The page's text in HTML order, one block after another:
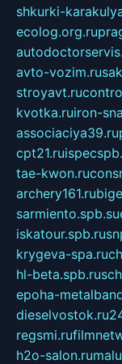
shkurki-
ecolog.org.ru
avto-vozim.ru
stroyavt.ru
kvotka.ruiron-
associaciya39.ru
cpt21.ru
tae-kwon.ru
archery161.ru
sarmiento.spb.su
iskatour.spb.ru
krygeva-spa.ru
hl-beta.spb.ru
epoha-
dieselvostok.ru
regsmi.ru
h2o-salon.ru